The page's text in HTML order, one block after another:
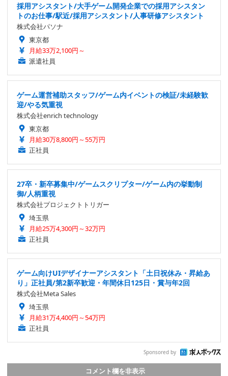
採用アシスタント/大手ゲーム開発企業での採用アシスタン
トのお仕事/駅近/採用アシスタント/人事研修アシスタント
株式会社パソナ
東京都
月給33万2,100円～
派遣社員
ゲーム運営補助スタッフ/ゲーム内イベントの検証/未経験歓
迎/やる気重視
株式会社enrich technology
東京都
月給30万8,800円～55万円
正社員
27卒・新卒募集中/ゲームスクリプター/ゲーム内の挙動制
御/人柄重視
株式会社プロジェクトトリガー
埼玉県
月給25万4,300円～32万円
正社員
ゲーム向けUIデザイナーアシスタント「土日祝休み・昇給あ
り」正社員/第2新卒歓迎・年間休日125日・賞与年2回
株式会社Meta Sales
埼玉県
月給31万4,400円～54万円
正社員
Sponsored by
コメント欄を非表示